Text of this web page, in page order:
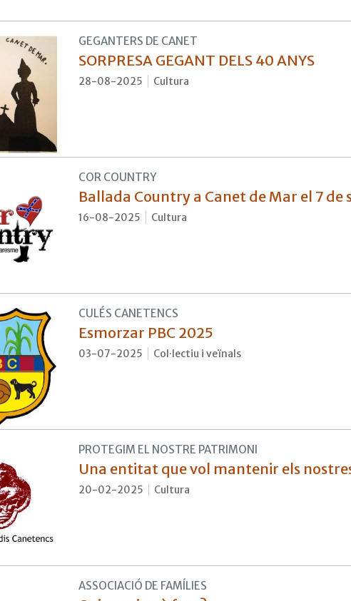
GEGANTERS DE CANET
SORPRESA GEGANT DELS 40 ANYS
28-08-2025 Cultura
COR COUNTRY
Ballada Country a Canet de Mar el 7 de
16-08-2025 Cultura
CULÉS CANETENCS
Esmorzar PBC 2025
03-07-2025 Col·lectiu i veïnals
PROTEGIM EL NOSTRE PATRIMONI
Una entitat que vol mantenir els
20-02-2025 Cultura
ASSOCIACIÓ DE FAMÍLIES